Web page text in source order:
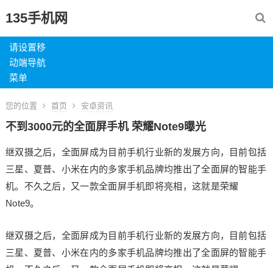
135手机网
请设置移
动端导航
菜单
您的位置 首页 安卓资讯
不到3000元的全面屏手机 荣耀Note9曝光
继双摄之后，全面屏成为目前手机行业新的发展方向，目前包括
三星、夏普、小米在内的多家手机品牌均推出了全面屏的智能手
机。不久之后，又一款全面屏手机即将亮相，这就是荣耀
Note9。
继双摄之后，全面屏成为目前手机行业新的发展方向，目前包括
三星、夏普、小米在内的多家手机品牌均推出了全面屏的智能手